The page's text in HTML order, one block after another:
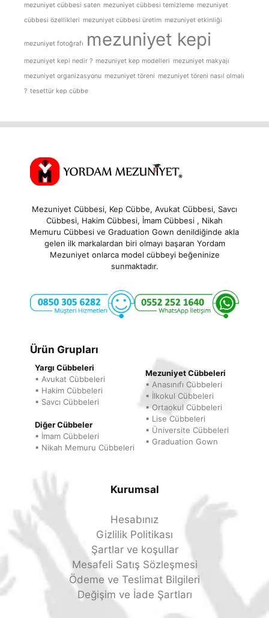
mezuniyet cübbesi saten mezuniyet cübbesi temizleme mezuniyet
cübbesi özellikleri mezuniyet cübbesi üretim mezuniyet etkinliği
mezuniyet fotoğrafı mezuniyet kepi
mezuniyet kepi nedir ? mezuniyet kep modelleri mezuniyet makyajı
mezuniyet organizasyonu mezuniyet töreni mezuniyet töreni nasıl olmalı
? tesettür kep cübbe
Mezuniyet Cübbesi, Kep Cübbe, Avukat Cübbesi, Savcı
Cübbesi, Hakim Cübbesi, İmam Cübbesi , Nikah
Memuru Cübbesi ve Graduation Gown denildiğinde akla
gelen ilk markalardan biri olmayı başaran Yordam
Mezuniyet onlarca model cübbeyi beğeninize
sunmaktadır.
Ürün Grupları
Yargı Cübbeleri
▪ Avukat Cübbeleri
▪ Hakim Cübbeleri
▪ Savcı Cübbeleri
Diğer Cübbeler
▪ İmam Cübbeleri
▪ Nikah Memuru Cübbeleri
Mezuniyet Cübbeleri
▪ Anasınıfı Cübbeleri
▪ İlkokul Cübbeleri
▪ Ortaokul Cübbeleri
▪ Lise Cübbeleri
▪ Üniversite Cübbeleri
▪ Graduation Gown
Kurumsal
Hesabınız
Gizlilik Politikası
Şartlar ve koşullar
Mesafeli Satış Sözleşmesi
Ödeme ve Teslimat Bilgileri
Değişim ve İade Şartları